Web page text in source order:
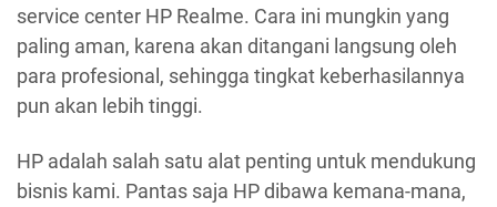
service center HP Realme. Cara ini mungkin yang
paling aman, karena akan ditangani langsung oleh
para profesional, sehingga tingkat keberhasilannya
pun akan lebih tinggi.
HP adalah salah satu alat penting untuk mendukung
bisnis kami. Pantas saja HP ​​dibawa kemana-mana,